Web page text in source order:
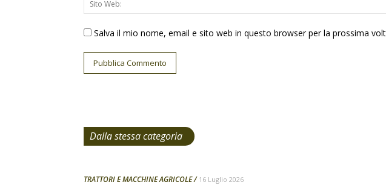
Salva il mio nome, email e sito web in questo browser per la prossima
Dalla stessa categoria
TRATTORI E MACCHINE AGRICOLE 16 Luglio 2026